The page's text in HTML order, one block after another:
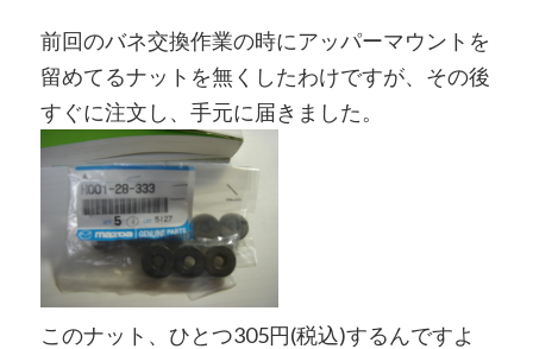
前回のバネ交換作業の時にアッパーマウントを
留めてるナットを無くしたわけですが、その後
すぐに注文し、手元に届きました。
このナット、ひとつ305円(税込)するんですよ